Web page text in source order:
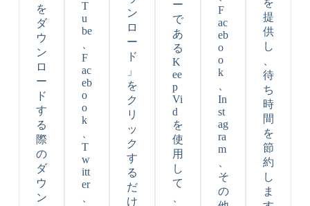
を
ダ
ウ
ン
ロ
ー
ド
す
る
際
の
ダ
ウ
ン
T
u
be
F
ac
eb
o
o
k
T
w
itt
er
ン
ロ
ー
ド
」
を
ク
リ
ッ
ク
す
る
だ
け
ー
で
あ
る
K
ee
p
Vi
d
を
使
用
し
て
F
ac
eb
o
o
k
In
st
ag
ra
m
そ
の
を
提
供
し
待
ち
時
間
を
節
約
し
ま